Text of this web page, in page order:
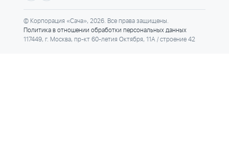
© Корпорация «Сача», 2026. Все права защищены.
Политика в отношении обработки персональных данных
117449, г. Москва, пр-кт 60-летия Октября, 11А / строение 42